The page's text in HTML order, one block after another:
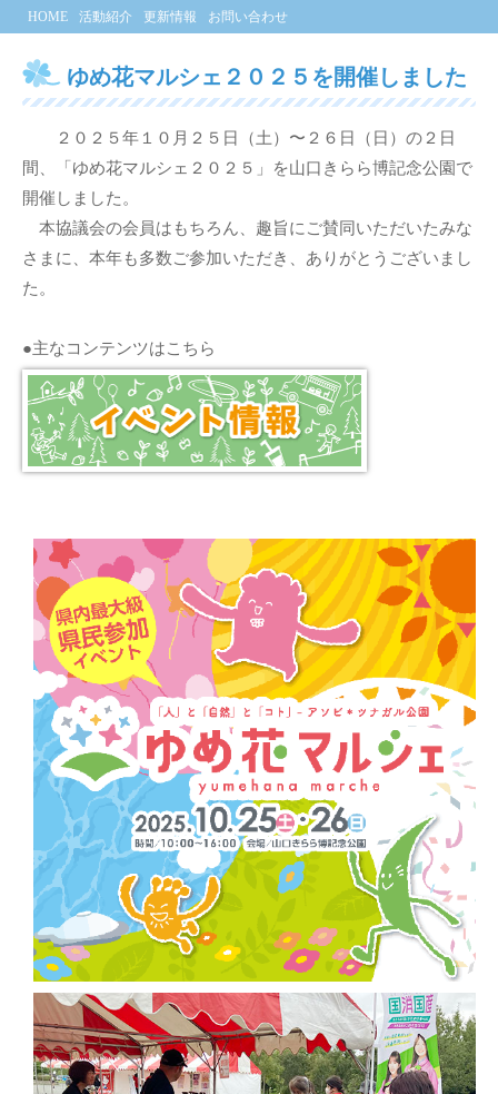
HOME 活動紹介 更新情報 お問い合わせ
ゆめ花マルシェ２０２５を開催しました
２０２５年１０月２５日（土）〜２６日（日）の２日
間、「ゆめ花マルシェ２０２５」を山口きらら博記念公園で
開催しました。
本協議会の会員はもちろん、趣旨にご賛同いただいたみな
さまに、本年も多数ご参加いただき、ありがとうございまし
た。
●主なコンテンツはこちら